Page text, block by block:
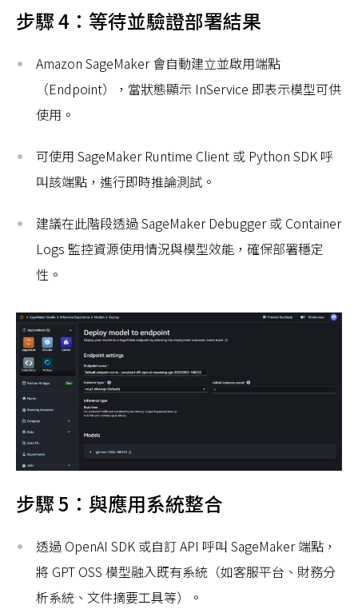
步驟 4：等待並驗證部署結果
Amazon SageMaker 會自動建立並啟用端點
（Endpoint），當狀態顯示 InService 即表示模型可供
使用。
可使用 SageMaker Runtime Client 或 Python SDK 呼
叫該端點，進行即時推論測試。
建議在此階段透過 SageMaker Debugger 或 Container
Logs 監控資源使用情況與模型效能，確保部署穩定
性。
步驟 5：與應用系統整合
透過 OpenAI SDK 或自訂 API 呼叫 SageMaker 端點，
將 GPT OSS 模型融入既有系統（如客服平台、財務分
析系統、文件摘要工具等）。